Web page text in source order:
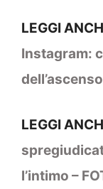
LEGGI
Instagram:
LEGGI
l’intimo –